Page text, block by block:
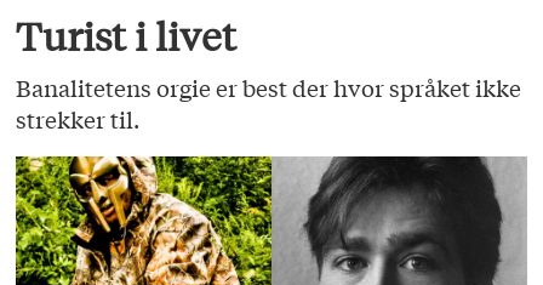
Turist i livet
Banalitetens orgie er best der hvor språket ikke
strekker til.